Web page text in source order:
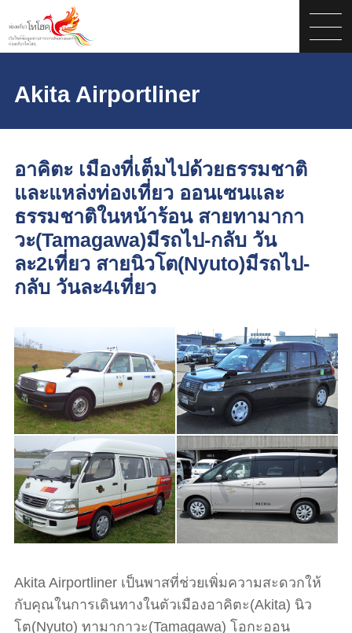
Akita Airportliner
อาคิตะ เมืองที่เต็มไปด้วยธรรมชาติ
และแหล่งท่องเที่ยว ออนเซนและ
ธรรมชาติในหน้าร้อน สายทามากา
วะ(Tamagawa)มีรถไป-กลับ วัน
ละ2เที่ยว สายนิวโต(Nyuto)มีรถไป-
กลับ วันละ4เที่ยว
Akita Airportliner เป็นพาสที่ช่วยเพิ่มความสะดวกให้
กับคุณในการเดินทางในตัวเมืองอาคิตะ(Akita) นิว
โต(Nyuto) ทามากาวะ(Tamagawa) โอกะออน